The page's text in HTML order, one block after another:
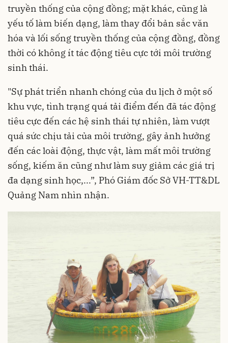
truyền thống của cộng đồng; mặt khác, cũng là
yếu tố làm biến dạng, làm thay đổi bản sắc văn
hóa và lối sống truyền thống của cộng đồng, đồng
thời có không ít tác động tiêu cực tới môi trường
sinh thái.
"Sự phát triển nhanh chóng của du lịch ở một số
khu vực, tình trạng quá tải điểm đến đã tác động
tiêu cực đến các hệ sinh thái tự nhiên, làm vượt
quá sức chịu tải của môi trường, gây ảnh hưởng
đến các loài động, thực vật, làm mất môi trường
sống, kiếm ăn cũng như làm suy giảm các giá trị
đa dạng sinh học,...”, Phó Giám đốc Sở VH-TT&DL
Quảng Nam nhìn nhận.